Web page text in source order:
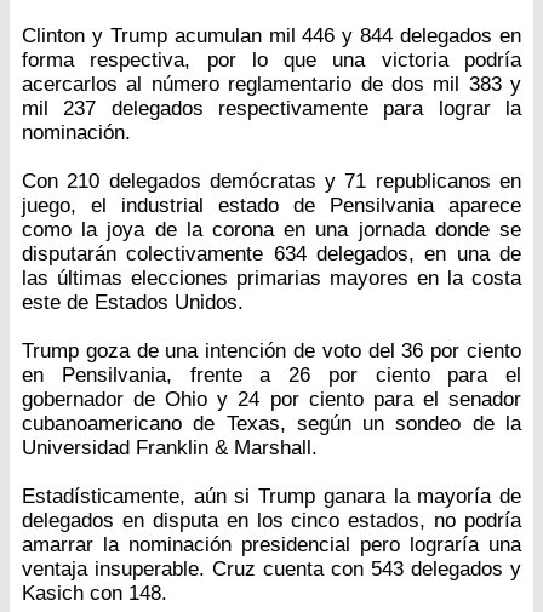
Clinton y Trump acumulan mil 446 y 844 delegados en
forma respectiva, por lo que una victoria podría
acercarlos al número reglamentario de dos mil 383 y
mil 237 delegados respectivamente para lograr la
nominación.
Con 210 delegados demócratas y 71 republicanos en
juego, el industrial estado de Pensilvania aparece
como la joya de la corona en una jornada donde se
disputarán colectivamente 634 delegados, en una de
las últimas elecciones primarias mayores en la costa
este de Estados Unidos.
Trump goza de una intención de voto del 36 por ciento
en Pensilvania, frente a 26 por ciento para el
gobernador de Ohio y 24 por ciento para el senador
cubanoamericano de Texas, según un sondeo de la
Universidad Franklin & Marshall.
Estadísticamente, aún si Trump ganara la mayoría de
delegados en disputa en los cinco estados, no podría
amarrar la nominación presidencial pero lograría una
ventaja insuperable. Cruz cuenta con 543 delegados y
Kasich con 148.